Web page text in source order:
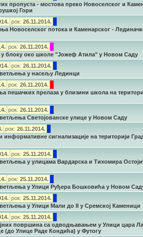
пропуста - мостова преко Новоселског и
Гори
рок: 26.11.2014.
Новоселског потока и Каменарског -
рок: 26.11.2014.
у блоку око школе "Јожеф Атила" у Новом Саду
рок: 26.11.2014.
у насељу Лединци
рок: 26.11.2014.
пешачких прелаза у близини школа на
рок: 26.11.2014.
Светојованске улице у Новом Саду
рок: 26.11.2014.
информативне сигнализације на територији
рок: 25.11.2014.
у улицама Вардарска и Тихомира
рок: 25.11.2014.
у Улици Руђера Бошковића у Новом
рок: 25.11.2014.
у Улици Мали до II у Сремској Каменици
рок: 25.11.2014.
површина са одводњавањем у Улици цара
(до Улице Раде Кондића) у Футогу